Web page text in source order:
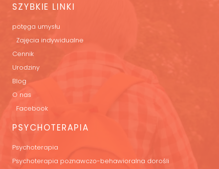
SZYBKIE LINKI
potęga umysłu
Zajęcia indywidualne
Cennik
Urodziny
Blog
O nas
Facebook
PSYCHOTERAPIA
Psychoterapia
Psychoterapia poznawczo-behawioralna dorośli